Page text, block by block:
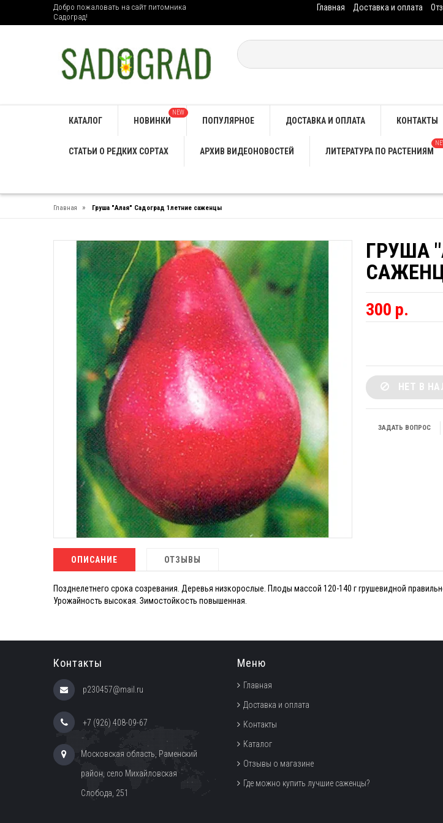
Добро пожаловать на сайт питомника
Садоград!
Главная Доставка и оплата
КАТАЛОГ НОВИНКИ
NEW
ПОПУЛЯРНОЕ ДОСТАВКА И ОПЛАТА КОНТАКТЫ
СТАТЬИ О РЕДКИХ СОРТАХ АРХИВ ВИДЕОНОВОСТЕЙ ЛИТЕРАТУРА ПО РАСТЕНИЯМ
Главная » Груша "Алая" Садоград 1летние саженцы
ГРУША
300 р.
НЕТ В
ЗАДАТЬ ВОПРОС
ОПИСАНИЕ ОТЗЫВЫ
Позднелетнего срока созревания. Деревья низкорослые. Плоды массой 120-140 г грушевидной
Урожайность высокая. Зимостойкость повышенная.
Контакты
p230457@mail.ru
+7 (926) 408-09-67
Московская область, Раменский
район, село Михайловская
Слобода, 251
Меню
Главная
Доставка и оплата
Контакты
Каталог
Отзывы о магазине
Где можно купить лучшие саженцы?